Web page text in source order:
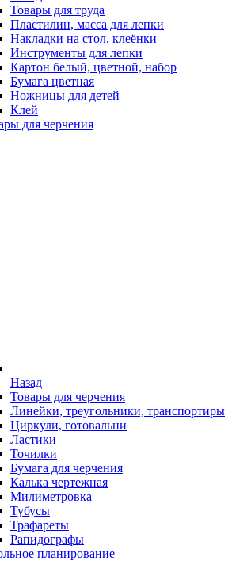
Товары для труда
Пластилин, масса для лепки
Накладки на стол, клеёнки
Инструменты для лепки
Картон белый, цветной, набор
Бумага цветная
Ножницы для детей
Клей
для черчения
Назад
Товары для черчения
Линейки, треугольники, транспортиры
Циркули, готовальни
Ластики
Точилки
Бумага для черчения
Калька чертежная
Милиметровка
Тубусы
Трафареты
Рапидографы
планирование